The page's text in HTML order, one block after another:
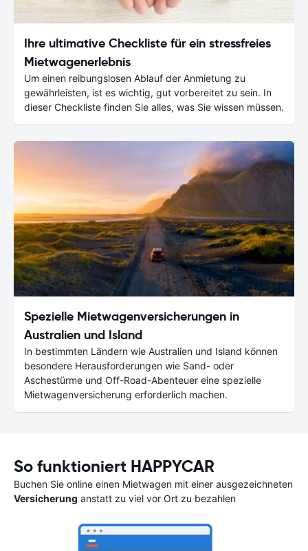
Ihre ultimative Checkliste für ein stressfreies
Mietwagenerlebnis
Um einen reibungslosen Ablauf der Anmietung zu
gewährleisten, ist es wichtig, gut vorbereitet zu sein. In
dieser Checkliste finden Sie alles, was Sie wissen müssen.
Spezielle Mietwagenversicherungen in
Australien und Island
In bestimmten Ländern wie Australien und Island können
besondere Herausforderungen wie Sand- oder
Aschestürme und Off-Road-Abenteuer eine spezielle
Mietwagenversicherung erforderlich machen.
So funktioniert HAPPYCAR
Buchen Sie online einen Mietwagen mit einer ausgezeichneten
Versicherung anstatt zu viel vor Ort zu bezahlen